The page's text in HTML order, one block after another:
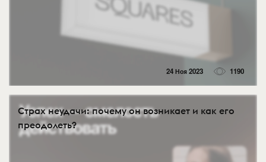
24 Ноя 2023 1190
Страх неудачи: почему он возникает и как его
преодолеть?